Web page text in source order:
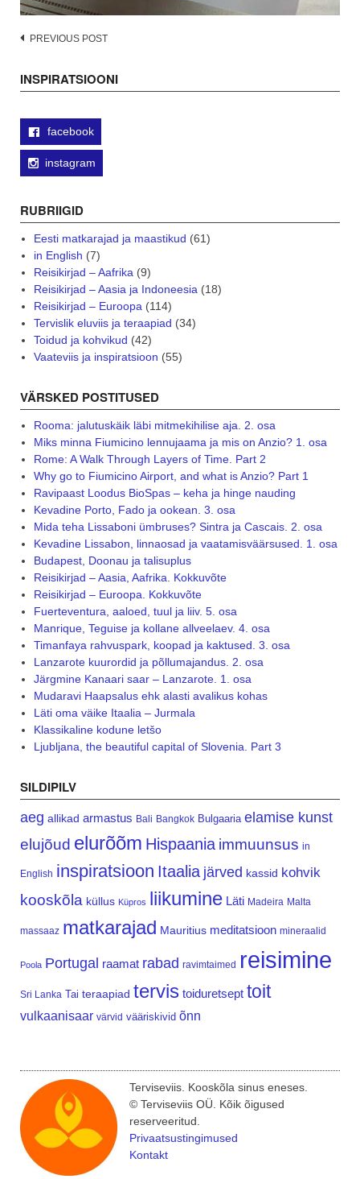
Post
PREVIOUS POST
INSPIRATSIOONI
facebook
instagram
RUBRIIGID
Eesti matkarajad ja maastikud (61)
in English (7)
Reisikirjad – Aafrika(9)
Reisikirjad – Aasia ja Indoneesia(18)
Reisikirjad – Euroopa(114)
Tervislik eluviis ja teraapiad (34)
Toidud ja kohvikud (42)
Vaateviis ja inspiratsioon (55)
VÄRSKED POSTITUSED
Rooma: jalutuskäik läbi mitmekihilise aja. 2. osa
Miks minna Fiumicino lennujaama ja mis on Anzio? 1. osa
Rome: A Walk Through Layers of Time. Part 2
Why go to Fiumicino Airport, and what is Anzio? Part 1
Ravipaast Loodus BioSpas – keha ja hinge nauding
Kevadine Porto, Fado ja ookean. 3. osa
Mida teha Lissaboni ümbruses? Sintra ja Cascais. 2. osa
Kevadine Lissabon, linnaosad ja vaatamisväärsused. 1. osa
Budapest, Doonau ja talisuplus
Reisikirjad – Aasia, Aafrika. Kokkuvõte
Reisikirjad – Euroopa. Kokkuvõte
Fuerteventura, aaloed, tuul ja liiv. 5. osa
Manrique, Teguise ja kollane allveelaev. 4. osa
Timanfaya rahvuspark, koopad ja kaktused. 3. osa
Lanzarote kuurordid ja põllumajandus. 2. osa
Järgmine Kanaari saar – Lanzarote. 1. osa
Mudaravi Haapsalus ehk alasti avalikus kohas
Läti oma väike Itaalia – Jurmala
Klassikaline kodune letšo
Ljubljana, the beautiful capital of Slovenia. Part 3
SILDIPILV
aeg allikad armastus Bali Bangkok Bulgaaria elamise kunst
elujõud elurõõm Hispaania immuunsus in
English inspiratsioon Itaalia järved kassid kohvik
kooskõla küllus Küpros liikumine Läti Madeira Malta
massaaz matkarajad Mauritius meditatsioon mineraalid
Poola Portugal raamat rabad ravimtaimed reisimine
Sri Lanka Tai teraapiad tervis toiduretsept toit
vulkaanisaar värvid vääriskivid õnn
Terviseviis. Kooskõla sinus eneses.
© Terviseviis OÜ. Kõik õigused
reserveeritud.
Privaatsustingimused
Kontakt